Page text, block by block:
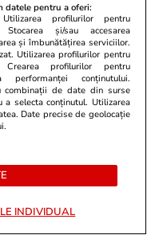
datele pentru a oferi:
profilurilor pentru
și/sau accesarea
și îmbunătățirea serviciilor.
Utilizarea profilurilor pentru
Crearea profilurilor pentru
performanței conținutului.
combinații de date din surse
selecta conținutul. Utilizarea
Date precise de geolocație
INDIVIDUAL